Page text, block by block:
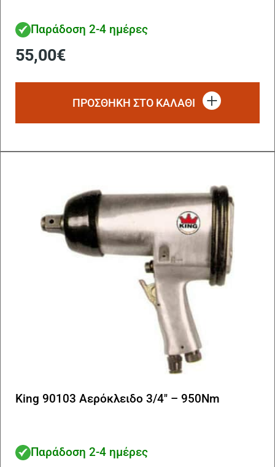
Παράδοση 2-4 ημέρες
55,00€
ΠΡΟΣΘΗΚΗ ΣΤΟ ΚΑΛΑΘΙ
King 90103 Αερόκλειδο 3/4″ – 950Nm
Παράδοση 2-4 ημέρες